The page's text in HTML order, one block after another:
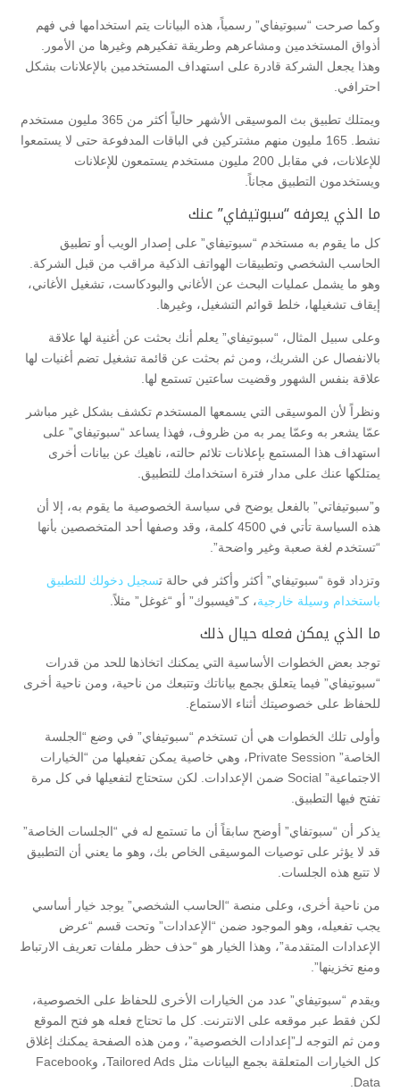
وكما صرحت “سبوتيفاي” رسمياً، هذه البيانات يتم استخدامها في فهم
أذواق المستخدمين ومشاعرهم وطريقة تفكيرهم وغيرها من الأمور.
وهذا يجعل الشركة قادرة على استهداف المستخدمين بالإعلانات بشكل
احترافي.
ويمتلك تطبيق بث الموسيقى الأشهر حالياً أكثر من 365 مليون مستخدم
نشط. 165 مليون منهم مشتركين في الباقات المدفوعة حتى لا يستمعوا
للإعلانات، في مقابل 200 مليون مستخدم يستمعون للإعلانات
ويستخدمون التطبيق مجاناً.
ما الذي يعرفه “سبوتيفاي” عنك
كل ما يقوم به مستخدم “سبوتيفاي” على إصدار الويب أو تطبيق
الحاسب الشخصي وتطبيقات الهواتف الذكية مراقب من قبل الشركة.
وهو ما يشمل عمليات البحث عن الأغاني والبودكاست، تشغيل الأغاني،
إيقاف تشغيلها، خلط قوائم التشغيل، وغيرها.
وعلى سبيل المثال، “سبوتيفاي” يعلم أنك بحثت عن أغنية لها علاقة
بالانفصال عن الشريك، ومن ثم بحثت عن قائمة تشغيل تضم أغنيات لها
علاقة بنفس الشهور وقضيت ساعتين تستمع لها.
ونظراً لأن الموسيقى التي يسمعها المستخدم تكشف بشكل غير مباشر
عمّا يشعر به وعمّا يمر به من ظروف، فهذا يساعد “سبوتيفاي” على
استهداف هذا المستمع بإعلانات تلائم حالته، ناهيك عن بيانات أخرى
يمتلكها عنك على مدار فترة استخدامك للتطبيق.
و”سبوتيفاتي” بالفعل يوضح في سياسة الخصوصية ما يقوم به، إلا أن
هذه السياسة تأتي في 4500 كلمة، وقد وصفها أحد المتخصصين بأنها
“تستخدم لغة صعبة وغير واضحة”.
وتزداد قوة “سبوتيفاي” أكثر وأكثر في حالة تسجيل دخولك للتطبيق
باستخدام وسيلة خارجية، كـ”فيسبوك” أو “غوغل” مثلاً.
ما الذي يمكن فعله حيال ذلك
توجد بعض الخطوات الأساسية التي يمكنك اتخاذها للحد من قدرات
“سبوتيفاي” فيما يتعلق بجمع بياناتك وتتبعك من ناحية، ومن ناحية أخرى
للحفاظ على خصوصيتك أثناء الاستماع.
وأولى تلك الخطوات هي أن تستخدم “سبوتيفاي” في وضع “الجلسة
الخاصة” Private Session، وهي خاصية يمكن تفعيلها من “الخيارات
الاجتماعية” Social ضمن الإعدادات. لكن ستحتاج لتفعيلها في كل مرة
تفتح فيها التطبيق.
يذكر أن “سبوتفاي” أوضح سابقاً أن ما تستمع له في “الجلسات الخاصة”
قد لا يؤثر على توصيات الموسيقى الخاص بك، وهو ما يعني أن التطبيق
لا تتبع هذه الجلسات.
من ناحية أخرى، وعلى منصة “الحاسب الشخصي” يوجد خيار أساسي
يجب تفعيله، وهو الموجود ضمن “الإعدادات” وتحت قسم “عرض
الإعدادات المتقدمة”، وهذا الخيار هو “حذف حظر ملفات تعريف الارتباط
ومنع تخزينها”.
ويقدم “سبوتيفاي” عدد من الخيارات الأخرى للحفاظ على الخصوصية،
لكن فقط عبر موقعه على الانترنت. كل ما تحتاج فعله هو فتح الموقع
ومن ثم التوجه لـ”إعدادات الخصوصية”، ومن هذه الصفحة يمكنك إغلاق
كل الخيارات المتعلقة بجمع البيانات مثل Tailored Ads، وFacebook
Data.